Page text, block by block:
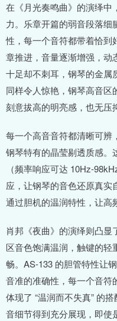
在《月光奏鸣曲》的演绎中
力。乐章开篇的弱音段落
性，每一个音符都带着恰到
章推进，音量逐渐增强，动
十足却不刺耳，钢琴的金属
同样令人惊艳，钢琴高音
刻意拔高的明亮感，也无压
每一个高音音符都清晰可辨
钢琴特有的晶莹剔透质感。
（频率响应可达 10Hz-
应，让钢琴的音色还原真实
通过胆机的温润特性，让高
肖邦《夜曲》的演绎则凸
区音色饱满温润，触键的
畅。AS-133 的胆管特性让
音准的准确性，每一个音符
体现了 “温润而不失真” 的
音细节得到充分展现，即使